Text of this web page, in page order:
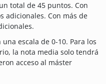
total de 45 puntos. Con
adicionales. Con más de
escala de 0-10. Para los
la nota media solo tendrá
acceso al máster